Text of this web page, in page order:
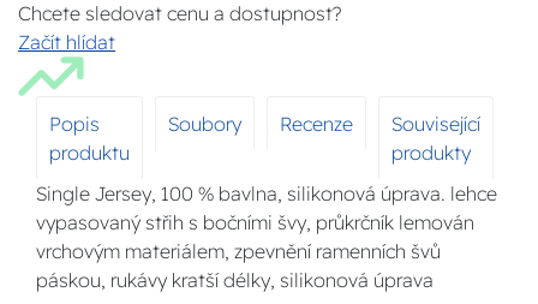
Chcete sledovat cenu a dostupnost?
Začít hlídat
Popis
produktu
Soubory Recenze
Související
produkty
Single Jersey, 100 % bavlna, silikonová úprava. lehce
vypasovaný střih s bočními švy, průkrčník lemován
vrchovým materiálem, zpevnění ramenních švů
páskou, rukávy kratší délky, silikonová úprava